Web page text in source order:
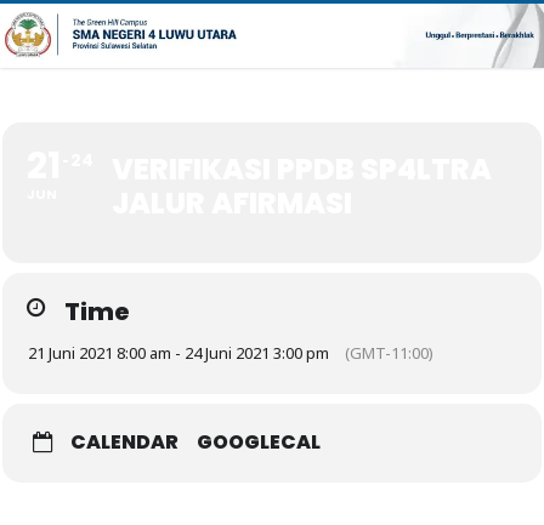
Time
21 Juni 2021 8:00 am - 24 Juni 2021 3:00 pm (GMT-11:00)
CALENDAR GOOGLECAL